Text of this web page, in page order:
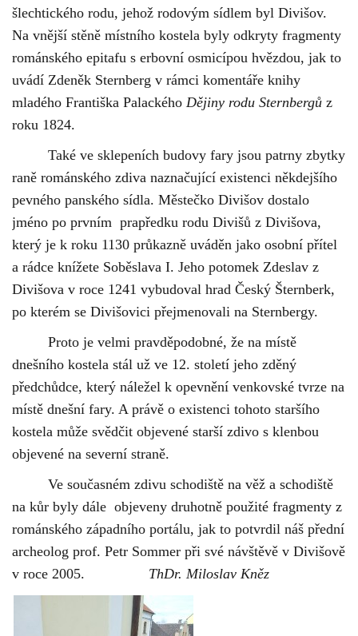
šlechtického rodu, jehož rodovým sídlem byl Divišov.
Na vnější stěně místního kostela byly odkryty fragmenty
románského epitafu s erbovní osmicípou hvězdou, jak to
uvádí Zdeněk Sternberg v rámci komentáře knihy
mladého Františka Palackého Dějiny rodu Sternbergů z
roku 1824.
Také ve sklepeních budovy fary jsou patrny zbytky
raně románského zdiva naznačující existenci někdejšího
pevného panského sídla. Městečko Divišov dostalo
jméno po prvním prapředku rodu Divišů z Divišova,
který je k roku 1130 průkazně uváděn jako osobní přítel
a rádce knížete Soběslava I. Jeho potomek Zdeslav z
Divišova v roce 1241 vybudoval hrad Český Šternberk,
po kterém se Divišovici přejmenovali na Sternbergy.
Proto je velmi pravděpodobné, že na místě
dnešního kostela stál už ve 12. století jeho zděný
předchůdce, který náležel k opevnění venkovské tvrze na
místě dnešní fary. A právě o existenci tohoto staršího
kostela může svědčit objevené starší zdivo s klenbou
objevené na severní straně.
Ve současném zdivu schodiště na věž a schodiště
na kůr byly dále objeveny druhotně použité fragmenty z
románského západního portálu, jak to potvrdil náš přední
archeolog prof. Petr Sommer při své návštěvě v Divišově
v roce 2005.
ThDr. Miloslav Kněz